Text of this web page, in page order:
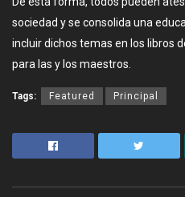
sociedad y se consolida una
incluir dichos temas en los libros
para las y los maestros.
Tags: Featured Principal